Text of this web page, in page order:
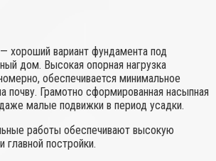
хороший вариант фундамента под
дом. Высокая опорная нагрузка
обеспечивается минимальное
почву. Грамотно сформированная насыпная
малые подвижки в период усадки.
работы обеспечивают высокую
главной постройки.